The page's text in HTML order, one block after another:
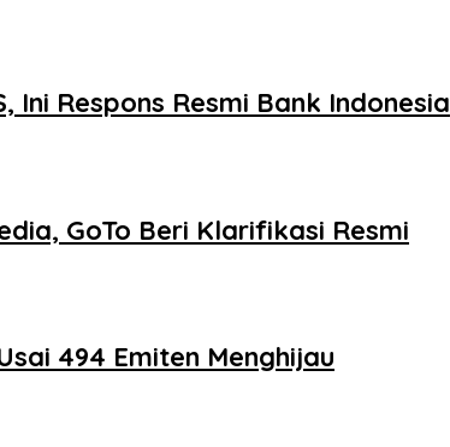
Ini Respons Resmi Bank Indonesia
GoTo Beri Klarifikasi Resmi
494 Emiten Menghijau